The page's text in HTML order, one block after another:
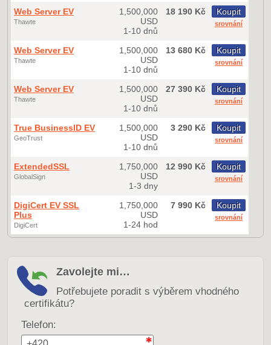
Web Server EV
Thawte
1,500,000
USD
1-10 dnů
18 190 Kč Koupit
srovnání
Web Server EV
Thawte
1,500,000
USD
1-10 dnů
13 680 Kč Koupit
srovnání
Web Server EV
Thawte
1,500,000
USD
1-10 dnů
27 390 Kč Koupit
srovnání
True BusinessID EV
GeoTrust
1,500,000
USD
1-10 dnů
3 290 Kč Koupit
srovnání
ExtendedSSL
GlobalSign
1,750,000
USD
1-3 dny
12 990 Kč Koupit
srovnání
DigiCert EV SSL
Plus
DigiCert
1,750,000
USD
1-24 hod
7 990 Kč Koupit
srovnání
Zavolejte mi…
Potřebujete poradit s výběrem vhodného
certifikátu?
Telefon: